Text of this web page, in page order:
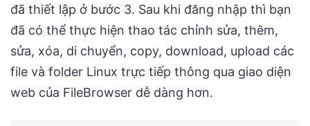
đã thiết lập ở bước 3. Sau khi đăng nhập thì bạn
đã có thể thực hiện thao tác chỉnh sửa, thêm,
sửa, xóa, di chuyển, copy, download, upload các
file và folder Linux trực tiếp thông qua giao diện
web của FileBrowser dễ dàng hơn.